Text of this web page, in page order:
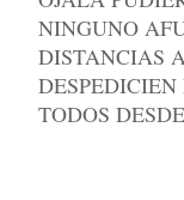
NINGUNO
DISTANCIAS
TODOS